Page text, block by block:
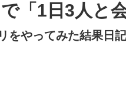
した日本代表監督に...
「1日3人と
をやってみた結果日記